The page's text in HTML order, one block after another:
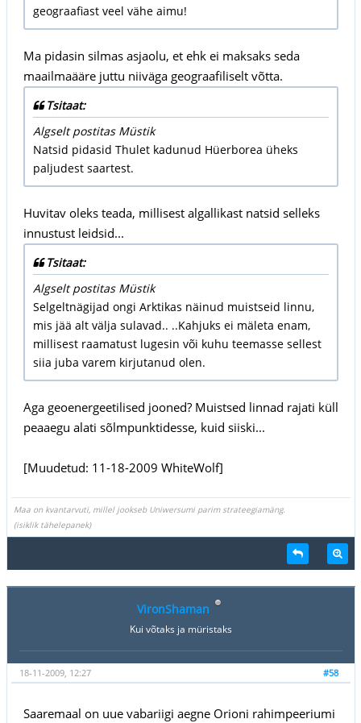
geograafiast veel vähe aimu!
Ma pidasin silmas asjaolu, et ehk ei maksaks seda
maailmaääre juttu niiväga geograafiliselt võtta.
Tsitaat:
Algselt postitas Müstik
Natsid pidasid Thulet kadunud Hüerborea üheks
paljudest saartest.
Huvitav oleks teada, millisest algallikast natsid selleks
innustust leidsid...
Tsitaat:
Algselt postitas Müstik
Selgeltnägijad ongi Arktikas näinud muistseid linnu,
mis jää alt välja sulavad.. ..Kahjuks ei mäleta enam,
millisest raamatust lugesin või kuhu teemasse sellest
siia juba varem kirjutanud olen.
Aga geoenergeetilised jooned? Muistsed linnad rajati küll
peaaegu alati sõlmpunktidesse, kuid siiski...
[Muudetud: 11-18-2009 WhiteWolf]
Maa on kvantarvuti, millel jookseb Uniwersumi parim strateegiamäng.
(isiklik tähelepanek)
VironShaman
Kui võtaks ja müristaks
#58
18-11-2009, 12:27
Saaremaal on uue vabariigi aegne Orioni rahimpeeriumi